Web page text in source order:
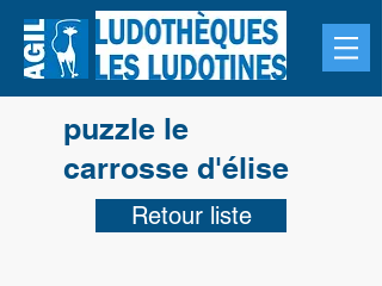
puzzle le
carrosse d'élise
Retour liste